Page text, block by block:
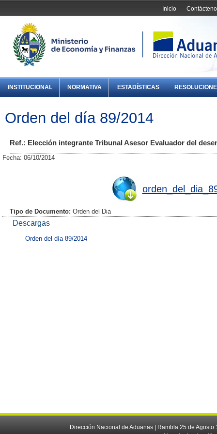
Inicio
INSTITUCIONAL NORMATIVA ESTADÍSTICAS
Orden del día 89/2014
Ref.: Elección integrante Tribunal Asesor Evaluador del
Fecha: 06/10/2014
Tipo de Documento: Orden del Dia
Descargas
Orden del día 89/2014
Dirección Nacional de Aduanas | Rambla 25 de